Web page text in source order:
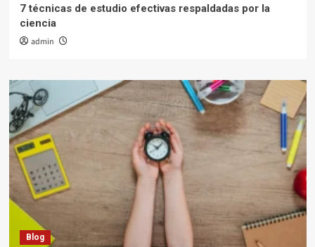
7 técnicas de estudio efectivas respaldadas por la
ciencia
admin
Blog